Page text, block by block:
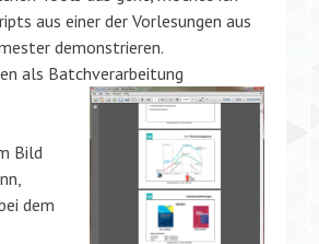
aus einer der Vorlesungen aus
demonstrieren.
als Batchverarbeitung
Bild
dem